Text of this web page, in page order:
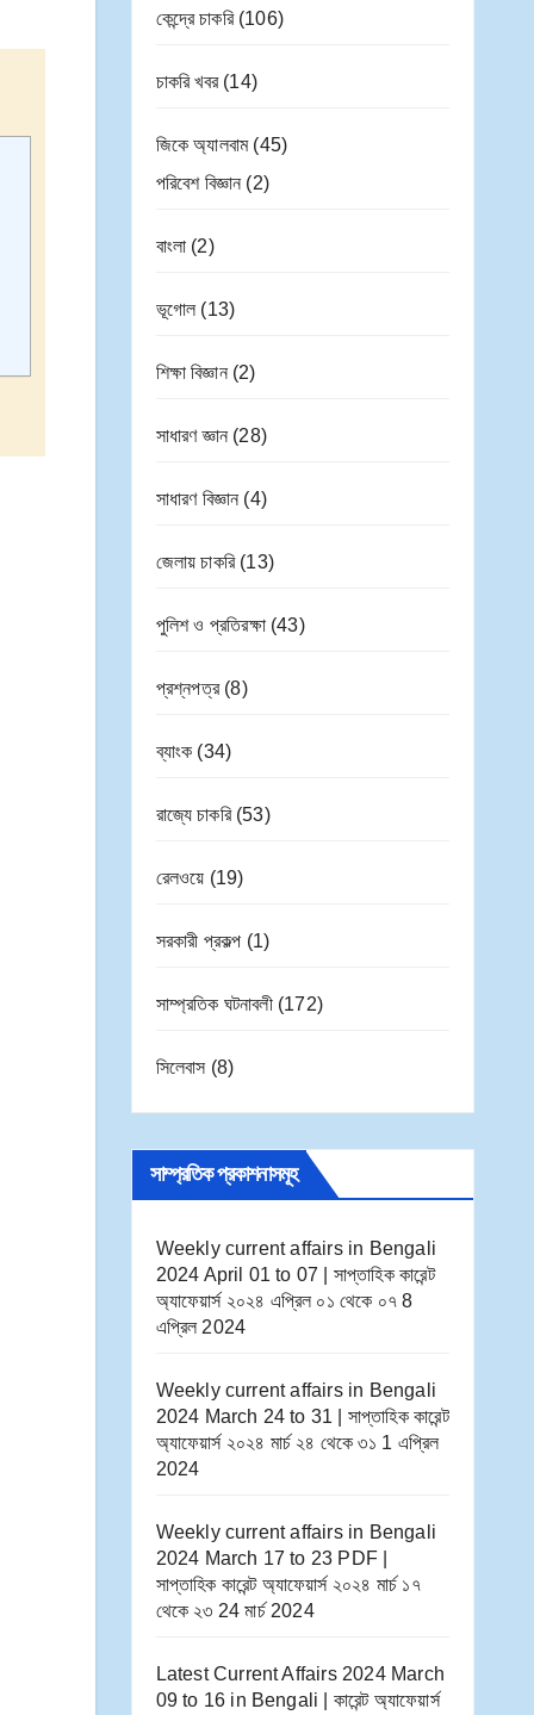
কেন্দ্রে চাকরি(106)
চাকরি খবর(14)
জিকে অ্যালবাম(45)
পরিবেশ বিজ্ঞান (2)
বাংলা(2)
ভূগোল (13)
শিক্ষা বিজ্ঞান(2)
সাধারণ জ্ঞান(28)
সাধারণ বিজ্ঞান (4)
জেলায় চাকরি(13)
পুলিশ ও প্রতিরক্ষা(43)
প্রশ্নপত্র(8)
ব্যাংক (34)
রাজ্যে চাকরি(53)
রেলওয়ে (19)
সরকারী প্রকল্প (1)
সাম্প্রতিক ঘটনাবলী(172)
সিলেবাস (8)
সাম্প্রতিক প্রকাশনাসমূহ
Weekly current affairs in Bengali
2024 April 01 to 07 | সাপ্তাহিক কারেন্ট
অ্যাফেয়ার্স ২০২৪ এপ্রিল ০১ থেকে ০৭ 8
এপ্রিল 2024
Weekly current affairs in Bengali
2024 March 24 to 31 | সাপ্তাহিক কারেন্ট
অ্যাফেয়ার্স ২০২৪ মার্চ ২৪ থেকে ৩১ 1 এপ্রিল
2024
Weekly current affairs in Bengali
2024 March 17 to 23 PDF |
সাপ্তাহিক কারেন্ট অ্যাফেয়ার্স ২০২৪ মার্চ ১৭
থেকে ২৩ 24 মার্চ 2024
Latest Current Affairs 2024 March
09 to 16​ in Bengali | কারেন্ট অ্যাফেয়ার্স